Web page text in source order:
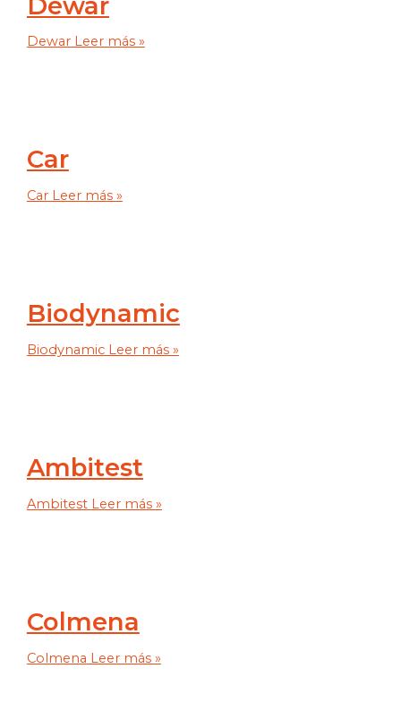
DewarLeer más »
Car
CarLeer más »
Biodynamic
BiodynamicLeer más »
Ambitest
AmbitestLeer más »
Colmena
Colmena Leer más »